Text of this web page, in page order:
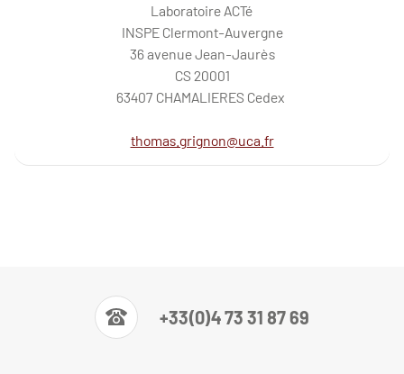
Laboratoire ACTé
INSPE Clermont-Auvergne
36 avenue Jean-Jaurès
CS 20001
63407 CHAMALIERES Cedex
thomas.grignon@uca.fr
+33(0)4 73 31 87 69